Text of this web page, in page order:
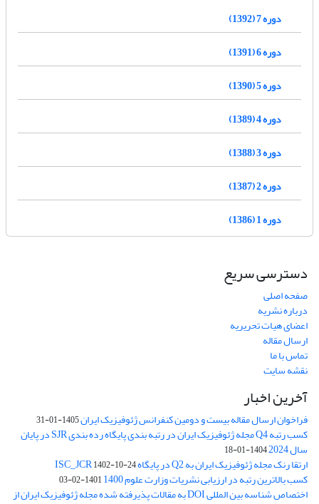
دوره 7 (1392)
دوره 6 (1391)
دوره 5 (1390)
دوره 4 (1389)
دوره 3 (1388)
دوره 2 (1387)
دوره 1 (1386)
دسترسی سریع
صفحه اصلی
درباره نشریه
اعضای هیات تحریریه
ارسال مقاله
تماس با ما
نقشه سایت
آخرین اخبار
فراخوان ارسال مقاله بیست و دومین کنفرانس ژئوفیزیک ایران1405-01-31
کسب رتبه Q4 مجله ژئوفیزیک ایران در رتبه بندی پایگاه رده بندی SJR در پایان
سال 2024 1404-01-18
ارتقا رنک مجله ژئوفیزیک ایران به Q2 در پایگاه ISC_JCR 1402-10-24
کسب بالاترین رتبه در ارزیابی نشریات وزارت علوم 1400 1401-02-03
اختصاص شناسه بین المللی DOI به مقالات پذیرفته شده مجله ژئوفیزیک ایران از